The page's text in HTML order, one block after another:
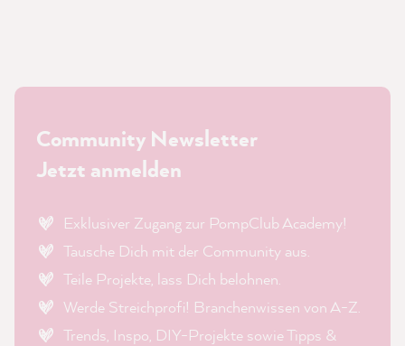
Community Newsletter
Jetzt anmelden
Exklusiver Zugang zur PompClub Academy!
Tausche Dich mit der Community aus.
Teile Projekte, lass Dich belohnen.
Werde Streichprofi! Branchenwissen von A-Z.
Trends, Inspo, DIY-Projekte sowie Tipps &